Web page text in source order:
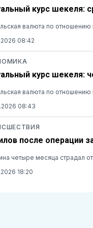
курс шекеля:
валюта по отношению
08:42
курс шекеля:
валюта по отношению
08:43
после операции
четыре месяца страдал
18:20